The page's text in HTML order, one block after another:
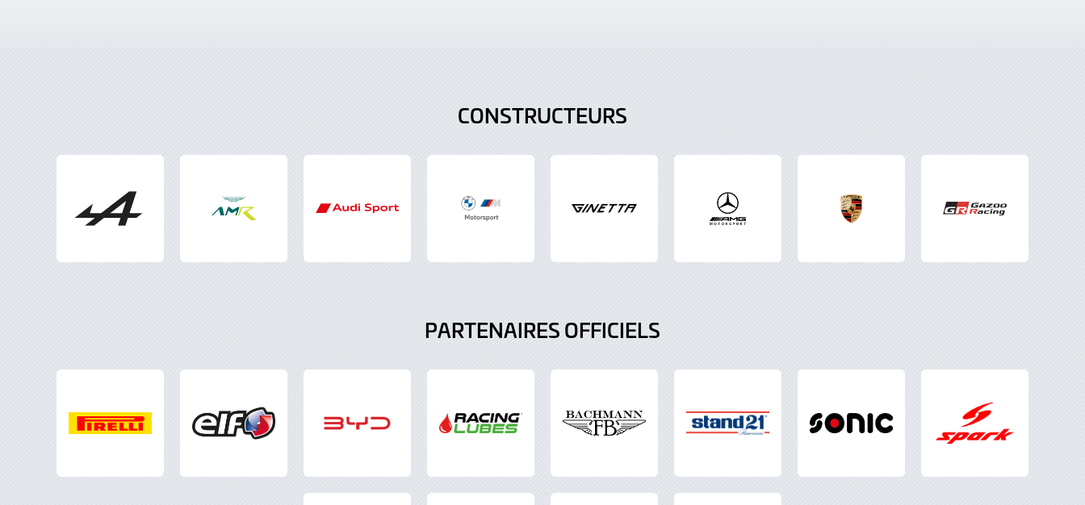
CONSTRUCTEURS
PARTENAIRES OFFICIELS